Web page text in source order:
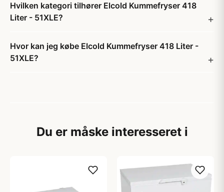
Hvilken kategori tilhører Elcold Kummefryser 418
Liter - 51XLE?
Hvor kan jeg købe Elcold Kummefryser 418 Liter -
51XLE?
Du er måske interesseret i